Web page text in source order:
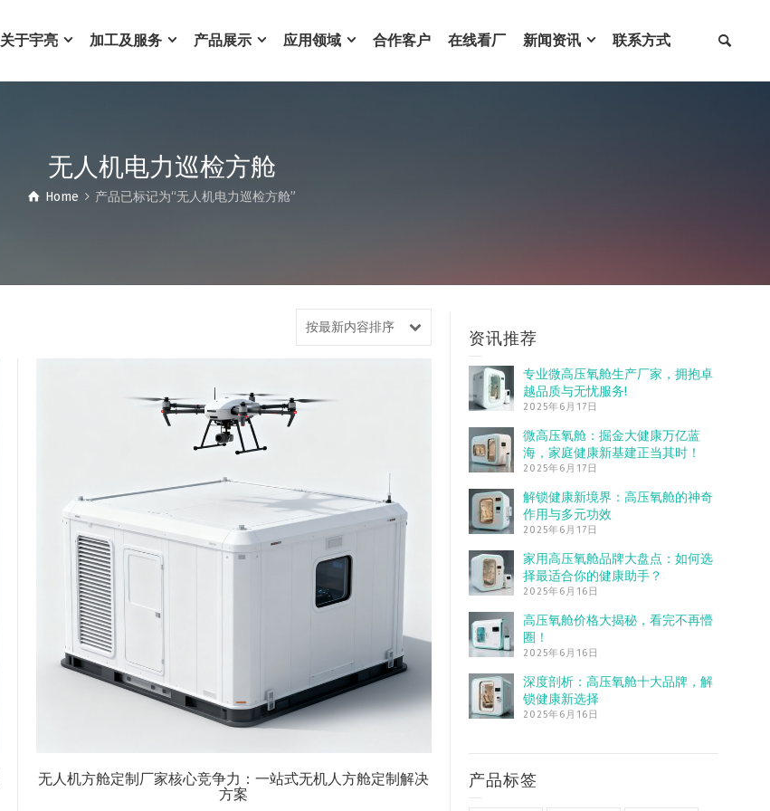
关于宇亮 加工及服务 产品展示 应用领域 合作客户 在线看厂 新闻资讯 联系方式
无人机电力巡检方舱
Home 产品已标记为“无人机电力巡检方舱”
按最新内容排序
无人机方舱定制厂家核心竞争力：一站式无机人方舱定制解决
方案
资讯推荐
专业微高压氧舱生产厂家，拥抱卓
越品质与无忧服务!
2025年6月17日
微高压氧舱：掘金大健康万亿蓝
海，家庭健康新基建正当其时！
2025年6月17日
解锁健康新境界：高压氧舱的神奇
作用与多元功效
2025年6月17日
家用高压氧舱品牌大盘点：如何选
择最适合你的健康助手？
2025年6月16日
高压氧舱价格大揭秘，看完不再懵
圈！
2025年6月16日
深度剖析：高压氧舱十大品牌，解
锁健康新选择
2025年6月16日
产品标签